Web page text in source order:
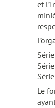
et
Le